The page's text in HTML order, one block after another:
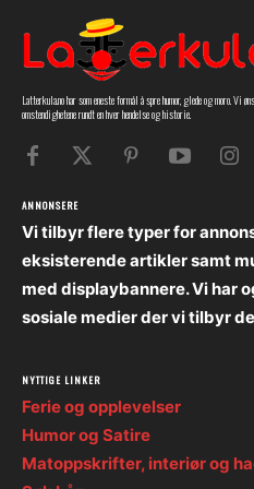
Latterkula.no har som eneste formål å spre humor, glede og moro.
omstendighetene rundt en hver hendelse og historie.
ANNONSERE
Vi tilbyr flere typer for
eksisterende artikler samt
med displaybannere. Vi har
sosiale medier der vi tilbyr
NYTTIGE LINKER
Ferie og opplevelser
Humor og Satire
Matoppskrifter, interiør og